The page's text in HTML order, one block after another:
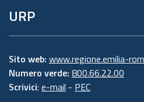
URP
Sito web: www.regione.emilia-
Numero verde: 800.66.22.00
Scrivici: e-mail - PEC